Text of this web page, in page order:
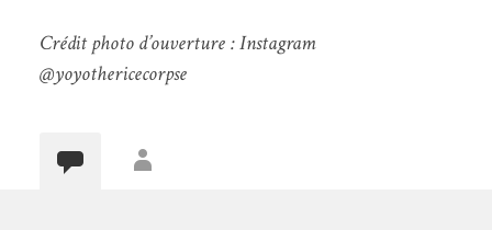
Crédit photo d’ouverture : Instagram
@yoyothericecorpse